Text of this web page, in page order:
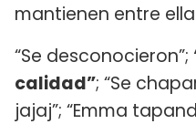
mantienen entre
“Se desconocieron”;
calidad”; “Se
jajaj”; “Emma